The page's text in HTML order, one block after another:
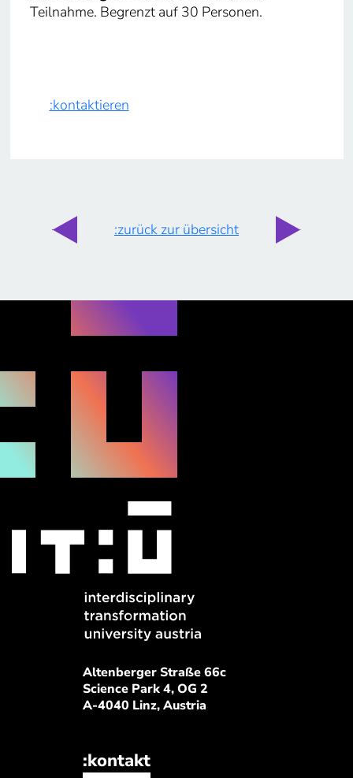
Teilnahme. Begrenzt auf 30 Personen.
:kontaktieren
:zurück zur übersicht
Altenberger Straße 66c
Science Park 4, OG 2
A-4040 Linz, Austria
:kontakt